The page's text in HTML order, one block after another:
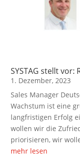
SYSTAG stellt vor:
1. Dezember, 2023
Sales Manager
Wachstum ist eine
langfristigen Erfolg
wollen wir die
priorisieren, wir
mehr lesen